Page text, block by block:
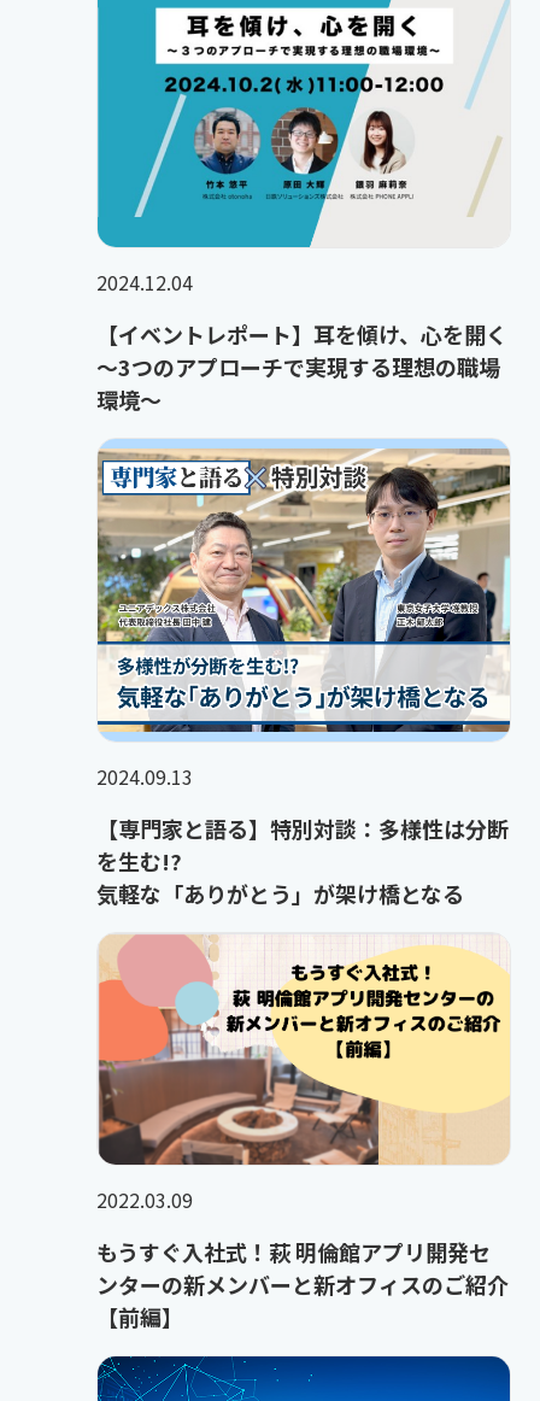
2024.12.04
【イベントレポート】耳を傾け、心を開く
～3つのアプローチで実現する理想の職場
環境～
2024.09.13
【専門家と語る】特別対談：多様性は分断
を生む!?
気軽な「ありがとう」が架け橋となる
2022.03.09
もうすぐ入社式！萩 明倫館アプリ開発セ
ンターの新メンバーと新オフィスのご紹介
【前編】